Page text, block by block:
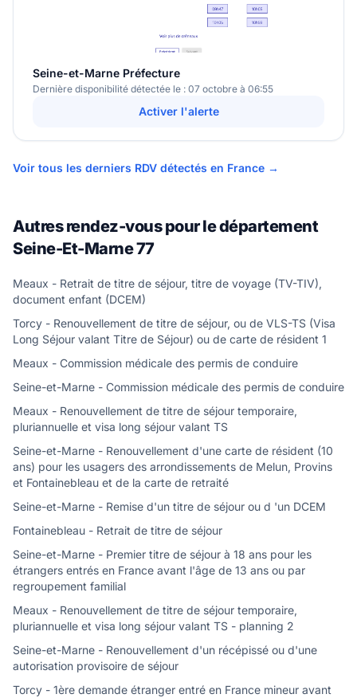
Seine-et-Marne Préfecture
Dernière disponibilité détectée le : 07 octobre à 06:55
Activer l'alerte
Voir tous les derniers RDV détectés en France →
Autres rendez-vous pour le département
Seine-Et-Marne 77
Meaux - Retrait de titre de séjour, titre de voyage (TV-TIV),
document enfant (DCEM)
Torcy - Renouvellement de titre de séjour, ou de VLS-TS (Visa
Long Séjour valant Titre de Séjour) ou de carte de résident 1
Meaux - Commission médicale des permis de conduire
Seine-et-Marne - Commission médicale des permis de conduire
Meaux - Renouvellement de titre de séjour temporaire,
pluriannuelle et visa long séjour valant TS
Seine-et-Marne - Renouvellement d'une carte de résident (10
ans) pour les usagers des arrondissements de Melun, Provins
et Fontainebleau et de la carte de retraité
Seine-et-Marne - Remise d'un titre de séjour ou d 'un DCEM
Fontainebleau - Retrait de titre de séjour
Seine-et-Marne - Premier titre de séjour à 18 ans pour les
étrangers entrés en France avant l'âge de 13 ans ou par
regroupement familial
Meaux - Renouvellement de titre de séjour temporaire,
pluriannuelle et visa long séjour valant TS - planning 2
Seine-et-Marne - Renouvellement d'un récépissé ou d'une
autorisation provisoire de séjour
Torcy - 1ère demande étranger entré en France mineur avant